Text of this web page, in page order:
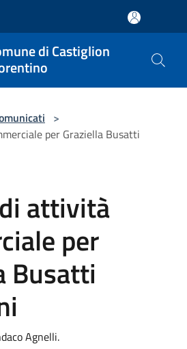
di Castiglion
>
per Graziella Busatti
attività
per
Busatti
Agnelli.